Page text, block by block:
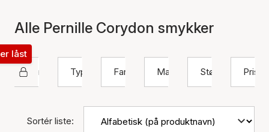
Alle Pernille Corydon smykker
Pernille Corydon
låst
Type
Farve Materiale Størrelse Pris
Sortér liste: